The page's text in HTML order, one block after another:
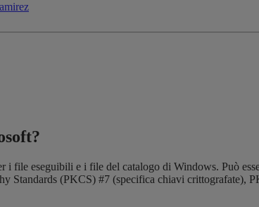
i file eseguibili e i file del catalogo di Windows. Può
Standards (PKCS) #7 (specifica chiavi